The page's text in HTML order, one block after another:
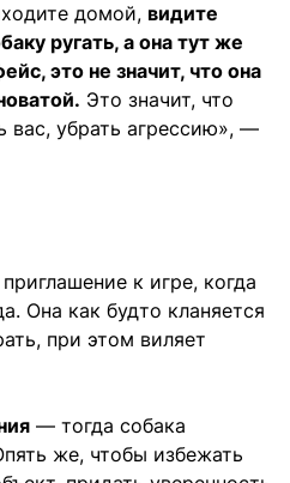
домой, видите
ругать, а она тут же
это не значит, что она
Это значит, что
вас, убрать агрессию», —
к игре, когда
Она как будто кланяется
при этом виляет
— тогда собака
же, чтобы избежать